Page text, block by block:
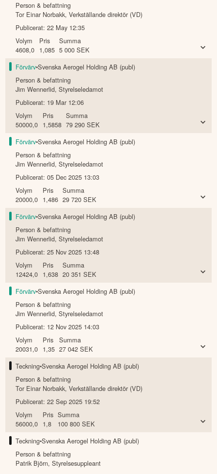
Person & befattning
Tor Einar Norbakk,Verkställande direktör (VD)
Publicerat:22 May 12:35
Volym
4608,0
Pris
1,085
Summa
5 000 SEK
Förvärv•Svenska Aerogel Holding AB (publ)
Person & befattning
Jim Wennerlid,Styrelseledamot
Publicerat: 19 Mar 12:06
Volym
50000,0
Pris
1,5858
Summa
79 290 SEK
Förvärv•Svenska Aerogel Holding AB (publ)
Person & befattning
Jim Wennerlid,Styrelseledamot
Publicerat:05 Dec 2025 13:03
Volym
20000,0
Pris
1,486
Summa
29 720 SEK
Förvärv•Svenska Aerogel Holding AB (publ)
Person & befattning
Jim Wennerlid,Styrelseledamot
Publicerat:25 Nov 2025 13:48
Volym
12424,0
Pris
1,638
Summa
20 351 SEK
Förvärv•Svenska Aerogel Holding AB (publ)
Person & befattning
Jim Wennerlid,Styrelseledamot
Publicerat: 12 Nov 2025 14:03
Volym
20031,0
Pris
1,35
Summa
27 042 SEK
Teckning•Svenska Aerogel Holding AB (publ)
Person & befattning
Tor Einar Norbakk,Verkställande direktör (VD)
Publicerat:22 Sep 2025 19:52
Volym
56000,0
Pris
1,8
Summa
100 800 SEK
Teckning•Svenska Aerogel Holding AB (publ)
Person & befattning
Patrik Björn,Styrelsesuppleant